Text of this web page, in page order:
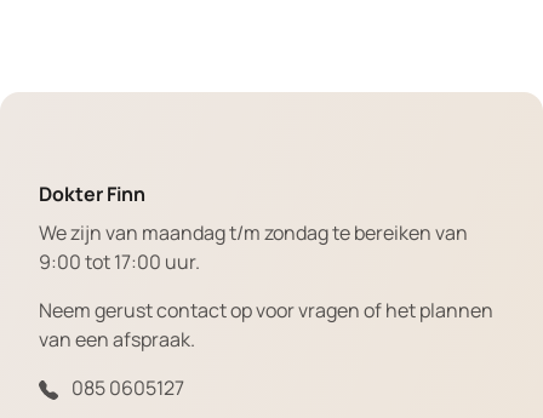
Dokter Finn
We zijn van maandag t/m zondag te bereiken van
9:00 tot 17:00 uur.
Neem gerust contact op voor vragen of het plannen
van een afspraak.
085 0605127